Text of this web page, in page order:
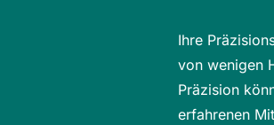
Ihre
von wenigen
Präzision
erfahrenen